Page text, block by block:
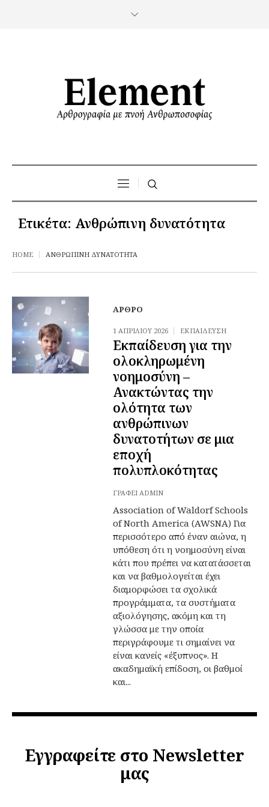
Ετικέτα: Ανθρώπινη δυνατότητα
HOME ΑΝΘΡΏΠΙΝΗ ΔΥΝΑΤΌΤΗΤΑ
ΆΡΘΡΟ
1 ΑΠΡΙΛΊΟΥ 2026 ΕΚΠΑΊΔΕΥΣΗ
Εκπαίδευση για την
ολοκληρωμένη
νοημοσύνη –
Ανακτώντας την
ολότητα των
ανθρώπινων
δυνατοτήτων σε μια
εποχή
πολυπλοκότητας
ΓΡΆΦΕΙ ADMIN
Association of Waldorf Schools
of North America (AWSNA) Για
περισσότερο από έναν αιώνα, η
υπόθεση ότι η νοημοσύνη είναι
κάτι που πρέπει να κατατάσσεται
και να βαθμολογείται έχει
διαμορφώσει τα σχολικά
προγράμματα, τα συστήματα
αξιολόγησης, ακόμη και τη
γλώσσα με την οποία
περιγράφουμε τι σημαίνει να
είναι κανείς «έξυπνος». Η
ακαδημαϊκή επίδοση, οι βαθμοί
και...
Εγγραφείτε στο Newsletter
μας